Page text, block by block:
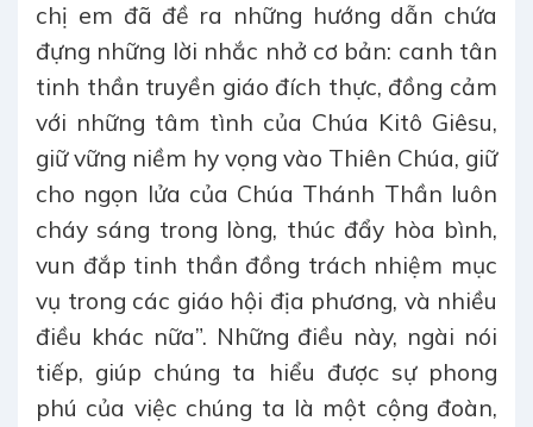
chị em đã đề ra những hướng dẫn chứa
đựng những lời nhắc nhở cơ bản: canh tân
tinh thần truyền giáo đích thực, đồng cảm
với những tâm tình của Chúa Kitô Giêsu,
giữ vững niềm hy vọng vào Thiên Chúa, giữ
cho ngọn lửa của Chúa Thánh Thần luôn
cháy sáng trong lòng, thúc đẩy hòa bình,
vun đắp tinh thần đồng trách nhiệm mục
vụ trong các giáo hội địa phương, và nhiều
điều khác nữa”. Những điều này, ngài nói
tiếp, giúp chúng ta hiểu được sự phong
phú của việc chúng ta là một cộng đoàn,